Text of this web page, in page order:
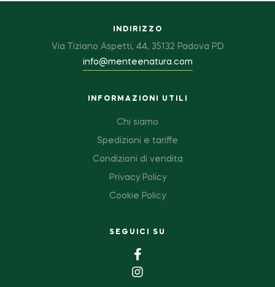
INDIRIZZO
Via Tiziano Aspetti, 44, 35132 Padova PD
info@menteenatura.com
INFORMAZIONI UTILI
Chi siamo
Spedizioni e tariffe
Condizioni di vendita
Privacy Policy
Cookie Policy
SEGUICI SU